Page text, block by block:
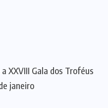
XXVIII Gala dos Troféus
janeiro